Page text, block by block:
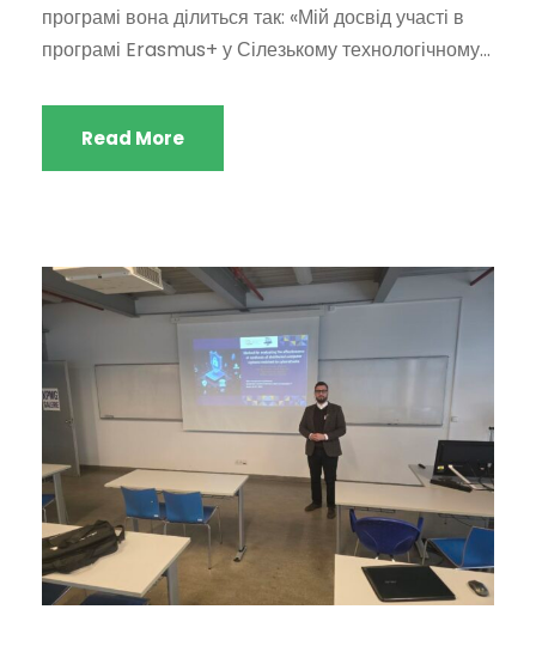
програмі вона ділиться так: «Мій досвід участі в
програмі Erasmus+ у Сілезькому технологічному...
Read More